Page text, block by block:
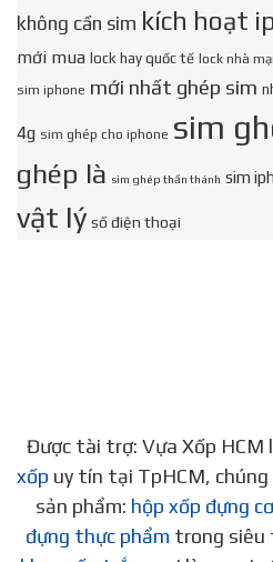
không cần sim kích hoạt
mới mua lock hay quốc tế lock nhà
sim iphone mới nhất ghép sim
4g sim ghép cho iphone sim
ghép là sim ghép thần thánh sim
vật lý số điện thoại
Được tài trợ: Vựa Xốp HCM
xốp uy tín tại TpHCM,
sản phẩm: hộp xốp đựng
đựng thực phẩm trong siêu